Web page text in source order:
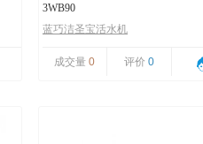
3WB90
蓝巧洁圣宝活水机
成交量 0 评价 0